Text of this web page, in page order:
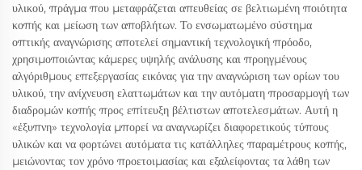
υλικού, πράγμα που μεταφράζεται απευθείας σε βελτιωμένη ποιότητα
κοπής και μείωση των αποβλήτων. Το ενσωματωμένο σύστημα
οπτικής αναγνώρισης αποτελεί σημαντική τεχνολογική πρόοδο,
χρησιμοποιώντας κάμερες υψηλής ανάλυσης και προηγμένους
αλγόριθμους επεξεργασίας εικόνας για την αναγνώριση των ορίων του
υλικού, την ανίχνευση ελαττωμάτων και την αυτόματη προσαρμογή των
διαδρομών κοπής προς επίτευξη βέλτιστων αποτελεσμάτων. Αυτή η
«έξυπνη» τεχνολογία μπορεί να αναγνωρίζει διαφορετικούς τύπους
υλικών και να φορτώνει αυτόματα τις κατάλληλες παραμέτρους κοπής,
μειώνοντας τον χρόνο προετοιμασίας και εξαλείφοντας τα λάθη των